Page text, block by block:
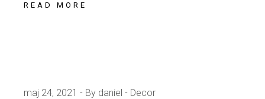
READ MORE
maj 24, 2021 By daniel Decor